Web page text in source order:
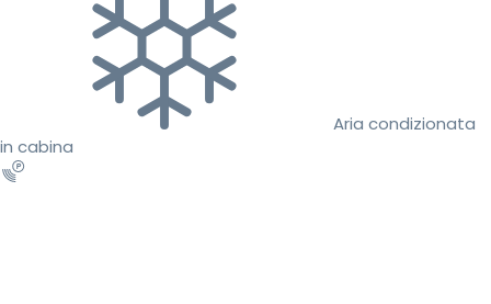
Aria condizionata
in cabina